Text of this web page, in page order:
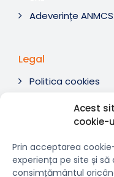
Acest
cookie-
Prin acceptarea
experiența pe site și
consimțământul
Adeverințe
Legal
Politica cookies
Soluționare litigii